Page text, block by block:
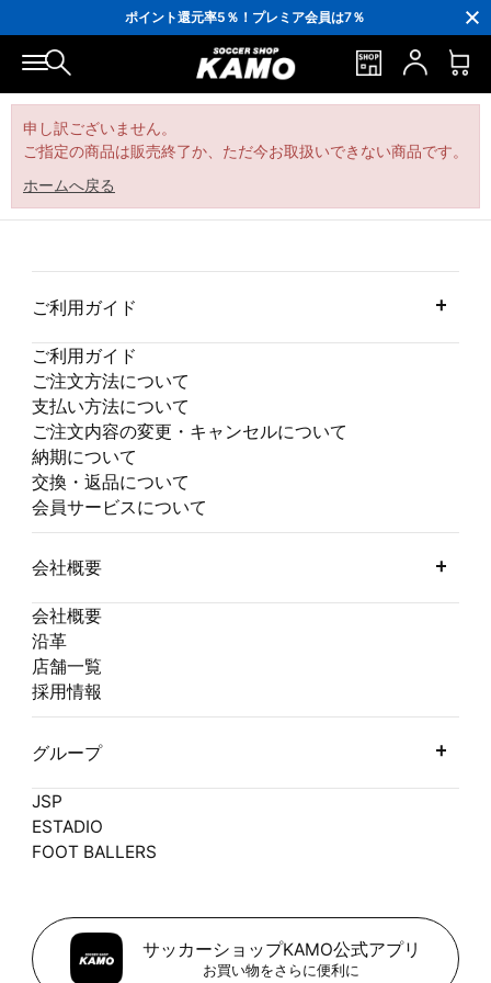
ポイント還元率5％！プレミア会員は7％
会員の方にはお誕生月に「10％OFFクーポン」プレゼント！
16,000円(税込)以上でシューズケースプレゼント！
3,300円(税込)以上で送料無料！
申し訳ございません。
ご指定の商品は販売終了か、ただ今お取扱いできない商品です。
ホームへ戻る
ご利用ガイド
ご利用ガイド
ご注文方法について
支払い方法について
ご注文内容の変更・キャンセルについて
納期について
交換・返品について
会員サービスについて
会社概要
会社概要
沿革
店舗一覧
採用情報
グループ
JSP
ESTADIO
FOOT BALLERS
サッカーショップKAMO公式アプリ
お買い物をさらに便利に